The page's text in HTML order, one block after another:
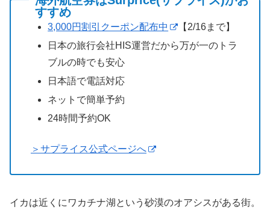
すすめ
3,000円割引クーポン配布中
【2/16まで】
日本の旅行会社HIS運営だから万が一のトラ
ブルの時でも安心
日本語で電話対応
ネットで簡単予約
24時間予約OK
＞サプライス公式ページへ
イカは近くにワカチナ湖という砂漠のオアシスがある街。